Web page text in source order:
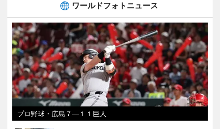
ワールドフォトニュース
プロ野球・広島７―１１巨人